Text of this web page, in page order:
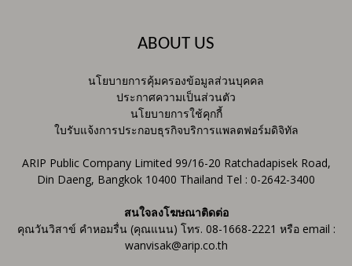
ABOUT US
นโยบายการคุ้มครองข้อมูลส่วนบุคคล
ประกาศความเป็นส่วนตัว
นโยบายการใช้คุกกี้
ใบรับแจ้งการประกอบธุรกิจบริการแพลตฟอร์มดิจิทัล
ARIP Public Company Limited 99/16-20 Ratchadapisek Road,
Din Daeng, Bangkok 10400 Thailand Tel : 0-2642-3400
สนใจลงโฆษณาติดต่อ
คุณวันวิสาข์ คำหอมรื่น (คุณแนน) โทร. 08-1668-2221 หรือ email :
wanvisak@arip.co.th